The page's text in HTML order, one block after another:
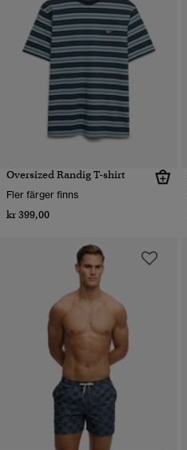
Oversized Randig T-shirt
Fler färger finns
kr 399,00